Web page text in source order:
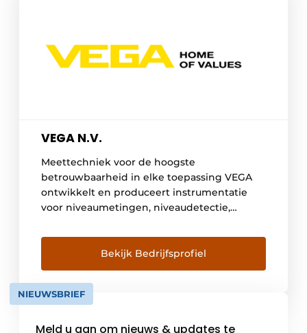
VEGA N.V.
Meettechniek voor de hoogste
betrouwbaarheid in elke toepassing VEGA
ontwikkelt en produceert instrumentatie
voor niveaumetingen, niveaudetectie,
besturingssystemen. Productie processen
worden tegenwoordig steeds complexer,
daarom is het belangrijk dat de
meettechnieken die worden gebruikt
worden ter controle en om de processen te
intuïtiever worden. Voor VEGA is deze […]
Bekijk Bedrijfsprofiel
NIEUWSBRIEF
Meld u aan om nieuws & updates te